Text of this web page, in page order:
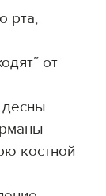
рта,
от
десны
костной